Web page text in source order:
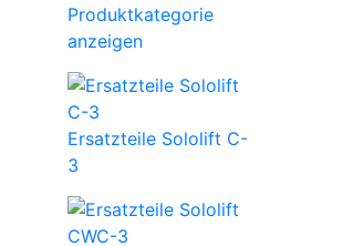
Produktkategorie
anzeigen
Ersatzteile Sololift C-
3